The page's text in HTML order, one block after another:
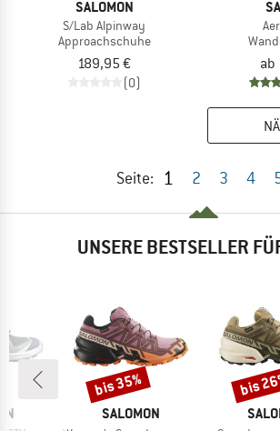
SALOMON
S/Lab Alpinway
Approachschuhe
189,95 €
(0)
ab
Seite: 1 2 3 4
UNSERE BESTSELLER
MARKE
SALOMON
Rabatt
bis 35% Rabatt
bis